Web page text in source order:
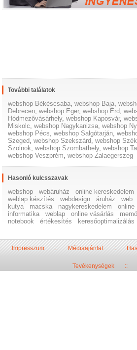
További találatok
webshop Békéscsaba,webshop Baja,
Debrecen,webshop Eger,webshop Érd,
Hódmezővásárhely,webshop Kaposvár,
Miskolc,webshop Nagykanizsa,webshop
webshop Pécs,webshop Salgótarján,
Szeged,webshop Szekszárd,webshop
Szolnok,webshop Szombathely,webshop
webshop Veszprém,webshop Zalaegerszeg
Hasonló kulcsszavak
webshop webáruház online kereskedelem
weblap készítés
webdesign áruház web
kutya
macska nagykereskedelem online
informatika
weblap online vásárlás
notebook
értékesítés keresőoptimalizálás
Impresszum::Médiaajánlat::
Tevékenységek::